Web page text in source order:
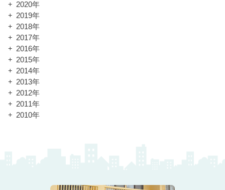
2020年
2019年
2018年
2017年
2016年
2015年
2014年
2013年
2012年
2011年
2010年